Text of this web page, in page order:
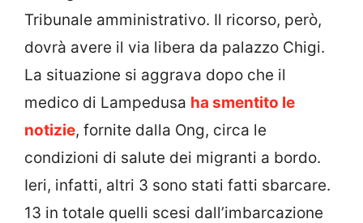
Tribunale amministrativo. Il ricorso, però,
dovrà avere il via libera da palazzo Chigi.
La situazione si aggrava dopo che il
medico di Lampedusa ha smentito le
notizie, fornite dalla Ong, circa le
condizioni di salute dei migranti a bordo.
Ieri, infatti, altri 3 sono stati fatti sbarcare.
13 in totale quelli scesi dall’imbarcazione